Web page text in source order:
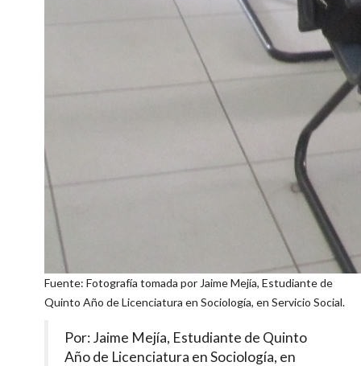
Fuente: Fotografía tomada por Jaime Mejía, Estudiante de
Quinto Año de Licenciatura en Sociología, en Servicio Social.
Por: Jaime Mejía, Estudiante de Quinto
Año de Licenciatura en Sociología, en